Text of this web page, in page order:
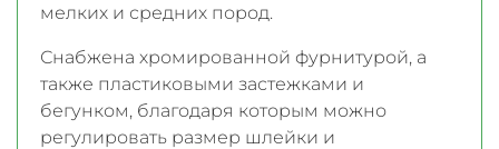
мелких и средних пород.
Снабжена хромированной фурнитурой, а
также пластиковыми застежками и
бегунком, благодаря которым можно
регулировать размер шлейки и